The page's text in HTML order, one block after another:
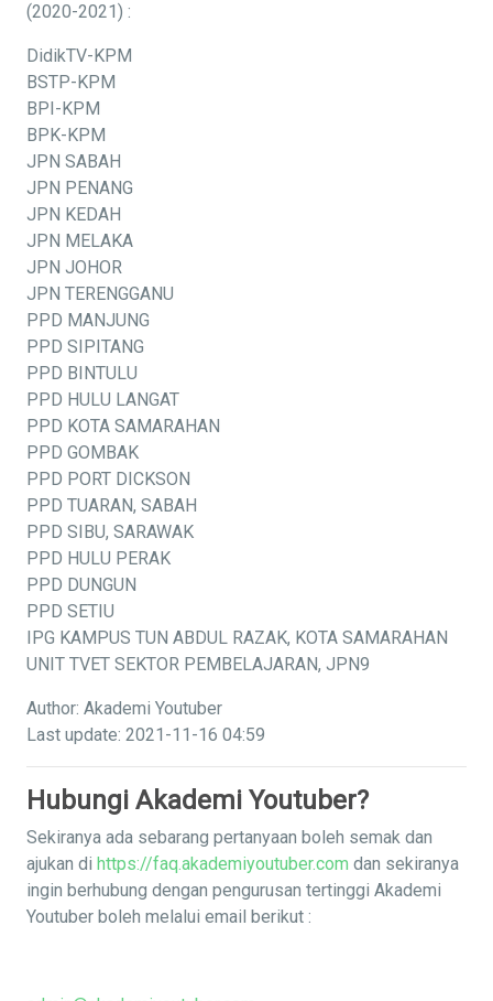
(2020-2021) :
DidikTV-KPM
BSTP-KPM
BPI-KPM
BPK-KPM
JPN SABAH
JPN PENANG
JPN KEDAH
JPN MELAKA
JPN JOHOR
JPN TERENGGANU
PPD MANJUNG
PPD SIPITANG
PPD BINTULU
PPD HULU LANGAT
PPD KOTA SAMARAHAN
PPD GOMBAK
PPD PORT DICKSON
PPD TUARAN, SABAH
PPD SIBU, SARAWAK
PPD HULU PERAK
PPD DUNGUN
PPD SETIU
IPG KAMPUS TUN ABDUL RAZAK, KOTA SAMARAHAN
UNIT TVET SEKTOR PEMBELAJARAN, JPN9
Author: Akademi Youtuber
Last update: 2021-11-16 04:59
Hubungi Akademi Youtuber?
Sekiranya ada sebarang pertanyaan boleh semak dan
ajukan di https://faq.akademiyoutuber.com dan sekiranya
ingin berhubung dengan pengurusan tertinggi Akademi
Youtuber boleh melalui email berikut :